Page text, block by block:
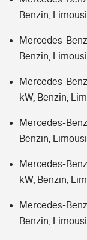
Benzin,
Mercedes-
Benzin,
Mercedes-
kW, Benzin,
Mercedes-
Benzin,
Mercedes-
kW, Benzin,
Mercedes-
Benzin,